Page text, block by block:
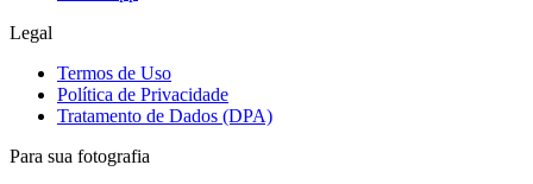
Legal
Termos de Uso
Política de Privacidade
Tratamento de Dados (DPA)
Para sua fotografia